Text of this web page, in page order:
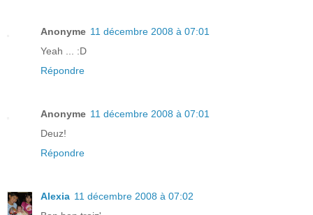
Anonyme 11 décembre 2008 à 07:01
Yeah ... :D
Répondre
Anonyme 11 décembre 2008 à 07:01
Deuz!
Répondre
Alexia 11 décembre 2008 à 07:02